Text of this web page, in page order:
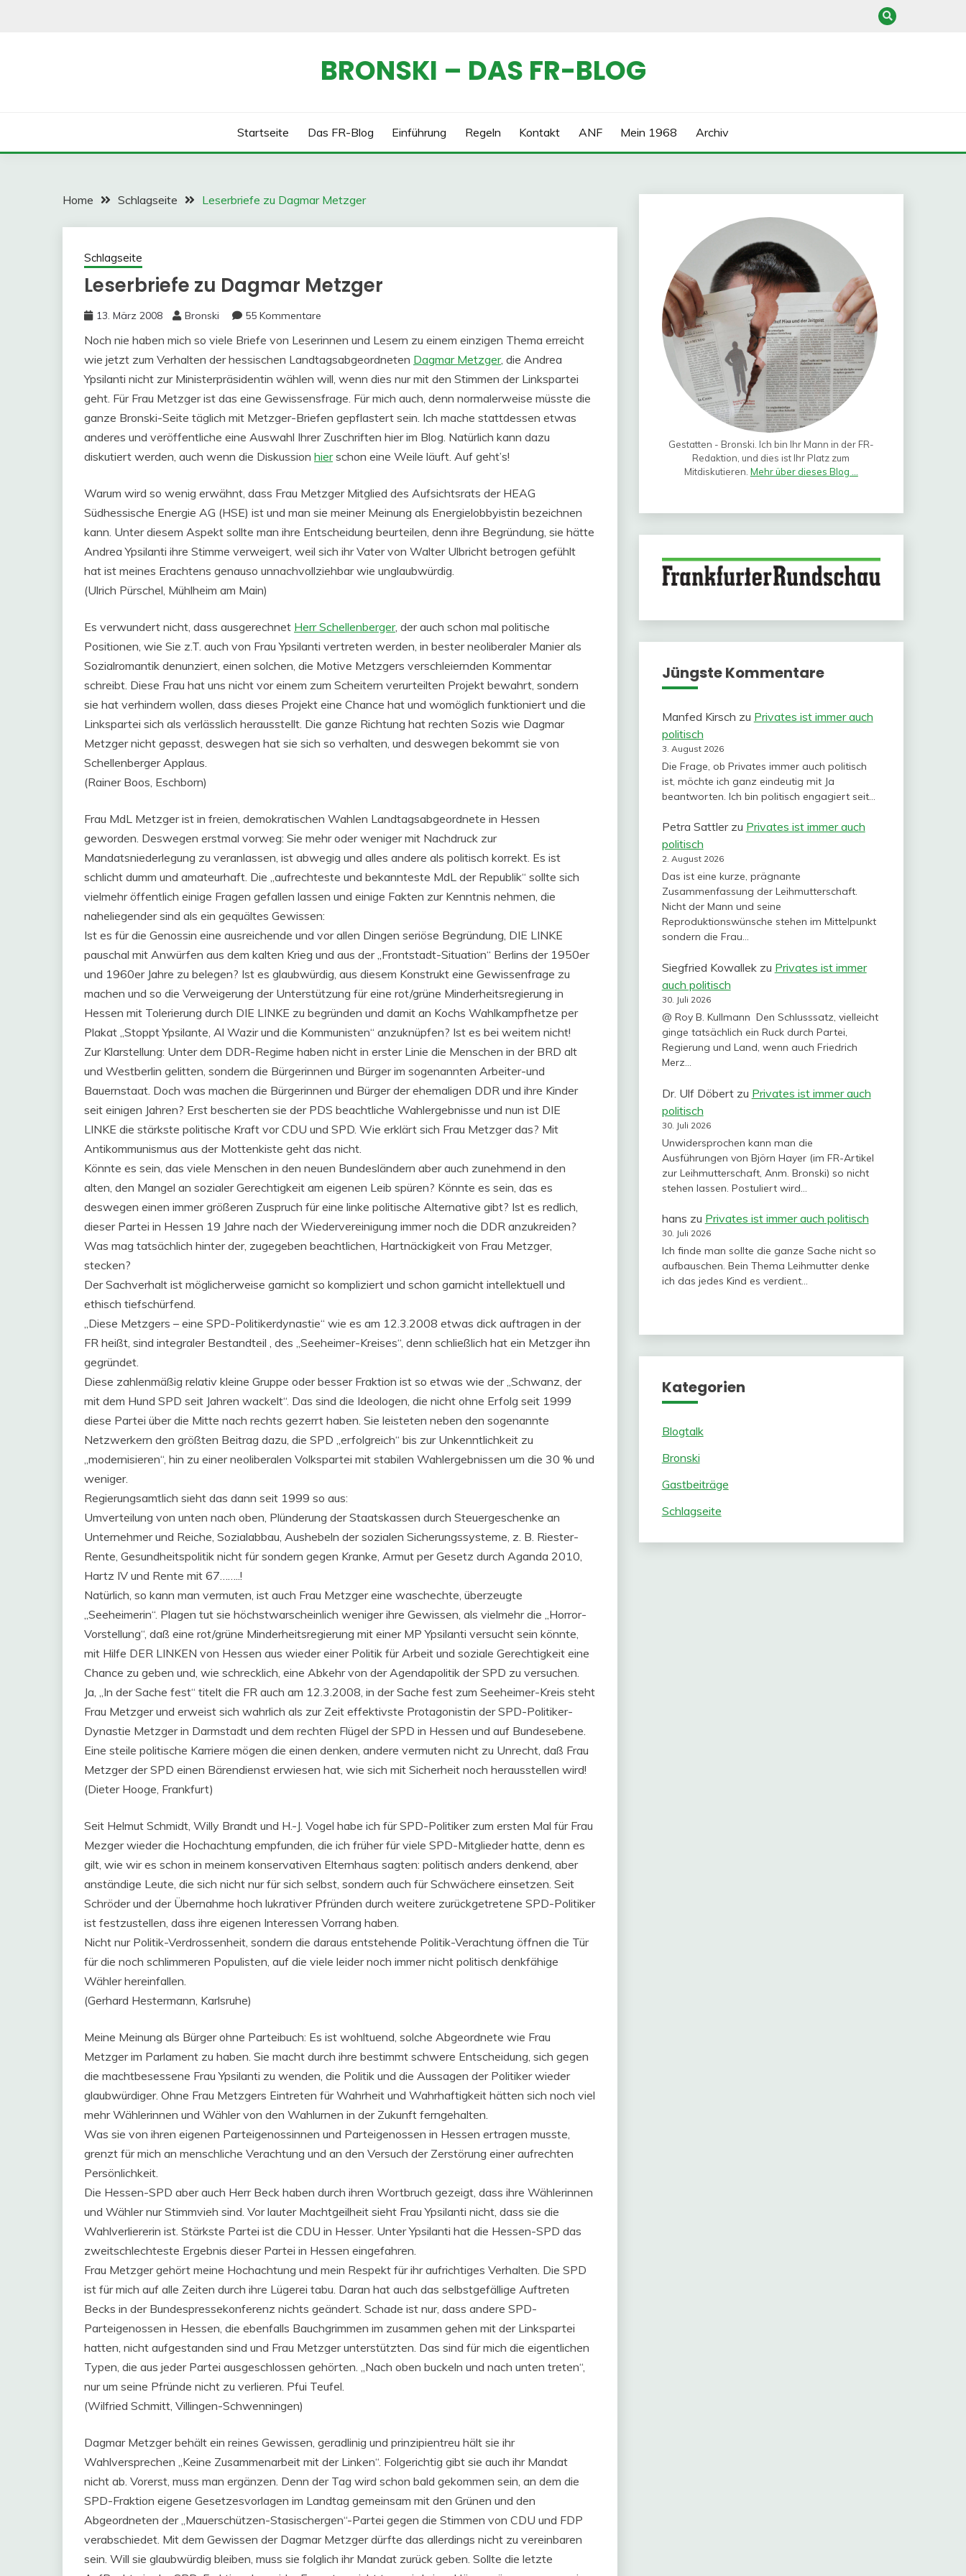
BRONSKI – DAS FR-BLOG
Startseite Das FR-Blog Einführung Regeln Kontakt ANF Mein 1968 Archiv
Home Schlagseite Leserbriefe zu Dagmar Metzger
Schlagseite
Leserbriefe zu Dagmar Metzger
13. März 2008 Bronski 55 Kommentare
Noch nie haben mich so viele Briefe von Leserinnen und Lesern zu einem einzigen Thema erreicht
wie jetzt zum Verhalten der hessischen Landtagsabgeordneten Dagmar Metzger, die Andrea
Ypsilanti nicht zur Ministerpräsidentin wählen will, wenn dies nur mit den Stimmen der Linkspartei
geht. Für Frau Metzger ist das eine Gewissensfrage. Für mich auch, denn normalerweise müsste die
ganze Bronski-Seite täglich mit Metzger-Briefen gepflastert sein. Ich mache stattdessen etwas
anderes und veröffentliche eine Auswahl Ihrer Zuschriften hier im Blog. Natürlich kann dazu
diskutiert werden, auch wenn die Diskussion hierschon eine Weile läuft. Auf geht’s!
Warum wird so wenig erwähnt, dass Frau Metzger Mitglied des Aufsichtsrats der HEAG
Südhessische Energie AG (HSE) ist und man sie meiner Meinung als Energielobbyistin bezeichnen
kann. Unter diesem Aspekt sollte man ihre Entscheidung beurteilen, denn ihre Begründung, sie hätte
Andrea Ypsilanti ihre Stimme verweigert, weil sich ihr Vater von Walter Ulbricht betrogen gefühlt
hat ist meines Erachtens genauso unnachvollziehbar wie unglaubwürdig.
(Ulrich Pürschel, Mühlheim am Main)
Es verwundert nicht, dass ausgerechnet Herr Schellenberger, der auch schon mal politische
Positionen, wie Sie z.T. auch von Frau Ypsilanti vertreten werden, in bester neoliberaler Manier als
Sozialromantik denunziert, einen solchen, die Motive Metzgers verschleiernden Kommentar
schreibt. Diese Frau hat uns nicht vor einem zum Scheitern verurteilten Projekt bewahrt, sondern
sie hat verhindern wollen, dass dieses Projekt eine Chance hat und womöglich funktioniert und die
Linkspartei sich als verlässlich herausstellt. Die ganze Richtung hat rechten Sozis wie Dagmar
Metzger nicht gepasst, deswegen hat sie sich so verhalten, und deswegen bekommt sie von
Schellenberger Applaus.
(Rainer Boos, Eschborn)
Frau MdL Metzger ist in freien, demokratischen Wahlen Landtagsabgeordnete in Hessen
geworden. Deswegen erstmal vorweg: Sie mehr oder weniger mit Nachdruck zur
Mandatsniederlegung zu veranlassen, ist abwegig und alles andere als politisch korrekt. Es ist
schlicht dumm und amateurhaft. Die „aufrechteste und bekannteste MdL der Republik“ sollte sich
vielmehr öffentlich einige Fragen gefallen lassen und einige Fakten zur Kenntnis nehmen, die
naheliegender sind als ein gequältes Gewissen:
Ist es für die Genossin eine ausreichende und vor allen Dingen seriöse Begründung, DIE LINKE
pauschal mit Anwürfen aus dem kalten Krieg und aus der „Frontstadt-Situation“ Berlins der 1950er
und 1960er Jahre zu belegen? Ist es glaubwürdig, aus diesem Konstrukt eine Gewissenfrage zu
machen und so die Verweigerung der Unterstützung für eine rot/grüne Minderheitsregierung in
Hessen mit Tolerierung durch DIE LINKE zu begründen und damit an Kochs Wahlkampfhetze per
Plakat „Stoppt Ypsilante, Al Wazir und die Kommunisten“ anzuknüpfen? Ist es bei weitem nicht!
Zur Klarstellung: Unter dem DDR-Regime haben nicht in erster Linie die Menschen in der BRD alt
und Westberlin gelitten, sondern die Bürgerinnen und Bürger im sogenannten Arbeiter-und
Bauernstaat. Doch was machen die Bürgerinnen und Bürger der ehemaligen DDR und ihre Kinder
seit einigen Jahren? Erst bescherten sie der PDS beachtliche Wahlergebnisse und nun ist DIE
LINKE die stärkste politische Kraft vor CDU und SPD. Wie erklärt sich Frau Metzger das? Mit
Antikommunismus aus der Mottenkiste geht das nicht.
Könnte es sein, das viele Menschen in den neuen Bundesländern aber auch zunehmend in den
alten, den Mangel an sozialer Gerechtigkeit am eigenen Leib spüren? Könnte es sein, das es
deswegen einen immer größeren Zuspruch für eine linke politische Alternative gibt? Ist es redlich,
dieser Partei in Hessen 19 Jahre nach der Wiedervereinigung immer noch die DDR anzukreiden?
Was mag tatsächlich hinter der, zugegeben beachtlichen, Hartnäckigkeit von Frau Metzger,
stecken?
Der Sachverhalt ist möglicherweise garnicht so kompliziert und schon garnicht intellektuell und
ethisch tiefschürfend.
„Diese Metzgers – eine SPD-Politikerdynastie“ wie es am 12.3.2008 etwas dick auftragen in der
FR heißt, sind integraler Bestandteil , des „Seeheimer-Kreises“, denn schließlich hat ein Metzger ihn
gegründet.
Diese zahlenmäßig relativ kleine Gruppe oder besser Fraktion ist so etwas wie der „Schwanz, der
mit dem Hund SPD seit Jahren wackelt“. Das sind die Ideologen, die nicht ohne Erfolg seit 1999
diese Partei über die Mitte nach rechts gezerrt haben. Sie leisteten neben den sogenannte
Netzwerkern den größten Beitrag dazu, die SPD „erfolgreich“ bis zur Unkenntlichkeit zu
„modernisieren“, hin zu einer neoliberalen Volkspartei mit stabilen Wahlergebnissen um die 30 % und
weniger.
Regierungsamtlich sieht das dann seit 1999 so aus:
Umverteilung von unten nach oben, Plünderung der Staatskassen durch Steuergeschenke an
Unternehmer und Reiche, Sozialabbau, Aushebeln der sozialen Sicherungssysteme, z. B. Riester-
Rente, Gesundheitspolitik nicht für sondern gegen Kranke, Armut per Gesetz durch Aganda 2010,
Hartz IV und Rente mit 67……..!
Natürlich, so kann man vermuten, ist auch Frau Metzger eine waschechte, überzeugte
„Seeheimerin“. Plagen tut sie höchstwarscheinlich weniger ihre Gewissen, als vielmehr die „Horror-
Vorstellung“, daß eine rot/grüne Minderheitsregierung mit einer MP Ypsilanti versucht sein könnte,
mit Hilfe DER LINKEN von Hessen aus wieder einer Politik für Arbeit und soziale Gerechtigkeit eine
Chance zu geben und, wie schrecklich, eine Abkehr von der Agendapolitik der SPD zu versuchen.
Ja, „In der Sache fest“ titelt die FR auch am 12.3.2008, in der Sache fest zum Seeheimer-Kreis steht
Frau Metzger und erweist sich wahrlich als zur Zeit effektivste Protagonistin der SPD-Politiker-
Dynastie Metzger in Darmstadt und dem rechten Flügel der SPD in Hessen und auf Bundesebene.
Eine steile politische Karriere mögen die einen denken, andere vermuten nicht zu Unrecht, daß Frau
Metzger der SPD einen Bärendienst erwiesen hat, wie sich mit Sicherheit noch herausstellen wird!
(Dieter Hooge, Frankfurt)
Seit Helmut Schmidt, Willy Brandt und H.-J. Vogel habe ich für SPD-Politiker zum ersten Mal für Frau
Mezger wieder die Hochachtung empfunden, die ich früher für viele SPD-Mitglieder hatte, denn es
gilt, wie wir es schon in meinem konservativen Elternhaus sagten: politisch anders denkend, aber
anständige Leute, die sich nicht nur für sich selbst, sondern auch für Schwächere einsetzen. Seit
Schröder und der Übernahme hoch lukrativer Pfründen durch weitere zurückgetretene SPD-Politiker
ist festzustellen, dass ihre eigenen Interessen Vorrang haben.
Nicht nur Politik-Verdrossenheit, sondern die daraus entstehende Politik-Verachtung öffnen die Tür
für die noch schlimmeren Populisten, auf die viele leider noch immer nicht politisch denkfähige
Wähler hereinfallen.
(Gerhard Hestermann, Karlsruhe)
Meine Meinung als Bürger ohne Parteibuch: Es ist wohltuend, solche Abgeordnete wie Frau
Metzger im Parlament zu haben. Sie macht durch ihre bestimmt schwere Entscheidung, sich gegen
die machtbesessene Frau Ypsilanti zu wenden, die Politik und die Aussagen der Politiker wieder
glaubwürdiger. Ohne Frau Metzgers Eintreten für Wahrheit und Wahrhaftigkeit hätten sich noch viel
mehr Wählerinnen und Wähler von den Wahlurnen in der Zukunft ferngehalten.
Was sie von ihren eigenen Parteigenossinnen und Parteigenossen in Hessen ertragen musste,
grenzt für mich an menschliche Verachtung und an den Versuch der Zerstörung einer aufrechten
Persönlichkeit.
Die Hessen-SPD aber auch Herr Beck haben durch ihren Wortbruch gezeigt, dass ihre Wählerinnen
und Wähler nur Stimmvieh sind. Vor lauter Machtgeilheit sieht Frau Ypsilanti nicht, dass sie die
Wahlverliererin ist. Stärkste Partei ist die CDU in Hesser. Unter Ypsilanti hat die Hessen-SPD das
zweitschlechteste Ergebnis dieser Partei in Hessen eingefahren.
Frau Metzger gehört meine Hochachtung und mein Respekt für ihr aufrichtiges Verhalten. Die SPD
ist für mich auf alle Zeiten durch ihre Lügerei tabu. Daran hat auch das selbstgefällige Auftreten
Becks in der Bundespressekonferenz nichts geändert. Schade ist nur, dass andere SPD-
Parteigenossen in Hessen, die ebenfalls Bauchgrimmen im zusammen gehen mit der Linkspartei
hatten, nicht aufgestanden sind und Frau Metzger unterstützten. Das sind für mich die eigentlichen
Typen, die aus jeder Partei ausgeschlossen gehörten. „Nach oben buckeln und nach unten treten“,
nur um seine Pfründe nicht zu verlieren. Pfui Teufel.
(Wilfried Schmitt, Villingen-Schwenningen)
Dagmar Metzger behält ein reines Gewissen, geradlinig und prinzipientreu hält sie ihr
Wahlversprechen „Keine Zusammenarbeit mit der Linken“. Folgerichtig gibt sie auch ihr Mandat
nicht ab. Vorerst, muss man ergänzen. Denn der Tag wird schon bald gekommen sein, an dem die
SPD-Fraktion eigene Gesetzesvorlagen im Landtag gemeinsam mit den Grünen und den
Abgeordneten der „Mauerschützen-Stasischergen“-Partei gegen die Stimmen von CDU und FDP
verabschiedet. Mit dem Gewissen der Dagmar Metzger dürfte das allerdings nicht zu vereinbaren
sein. Will sie glaubwürdig bleiben, muss sie folglich ihr Mandat zurück geben. Sollte die letzte
Gestatten - Bronski. Ich bin Ihr Mann in der FR-
Redaktion, und dies ist Ihr Platz zum
Mitdiskutieren. Mehr über dieses Blog ...
Jüngste Kommentare
Manfed Kirsch zu Privates ist immer auch
politisch
3. August 2026
Die Frage, ob Privates immer auch politisch
ist, möchte ich ganz eindeutig mit Ja
beantworten. Ich bin politisch engagiert seit…
Petra Sattlerzu Privates ist immer auch
politisch
2. August 2026
Das ist eine kurze, prägnante
Zusammenfassung der Leihmutterschaft.
Nicht der Mann und seine
Reproduktionswünsche stehen im Mittelpunkt
sondern die Frau…
Siegfried Kowallekzu Privates ist immer
auch politisch
30. Juli 2026
@ Roy B. Kullmann Den Schlusssatz, vielleicht
ginge tatsächlich ein Ruck durch Partei,
Regierung und Land, wenn auch Friedrich
Merz…
Dr. Ulf Döbertzu Privates ist immer auch
politisch
30. Juli 2026
Unwidersprochen kann man die
Ausführungen von Björn Hayer (im FR-Artikel
zur Leihmutterschaft, Anm. Bronski) so nicht
stehen lassen. Postuliert wird…
hans zu Privates ist immer auch politisch
30. Juli 2026
Ich finde man sollte die ganze Sache nicht so
aufbauschen. Bein Thema Leihmutter denke
ich das jedes Kind es verdient…
Kategorien
Blogtalk
Bronski
Gastbeiträge
Schlagseite